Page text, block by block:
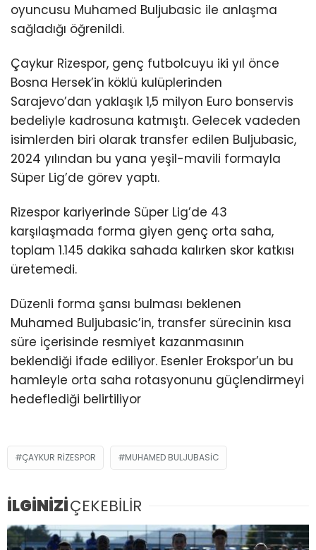
oyuncusu Muhamed Buljubasic ile anlaşma
sağladığı öğrenildi.
Çaykur Rizespor, genç futbolcuyu iki yıl önce
Bosna Hersek’in köklü kulüplerinden
Sarajevo’dan yaklaşık 1,5 milyon Euro bonservis
bedeliyle kadrosuna katmıştı. Gelecek vadeden
isimlerden biri olarak transfer edilen Buljubasic,
2024 yılından bu yana yeşil-mavili formayla
Süper Lig’de görev yaptı.
Rizespor kariyerinde Süper Lig’de 43
karşılaşmada forma giyen genç orta saha,
toplam 1.145 dakika sahada kalırken skor katkısı
üretemedi.
Düzenli forma şansı bulması beklenen
Muhamed Buljubasic’in, transfer sürecinin kısa
süre içerisinde resmiyet kazanmasının
beklendiği ifade ediliyor. Esenler Erokspor’un bu
hamleyle orta saha rotasyonunu güçlendirmeyi
hedeflediği belirtiliyor
ÇAYKUR RIZESPOR MUHAMED BULJUBASIC
İLGİNİZİÇEKEBİLİR